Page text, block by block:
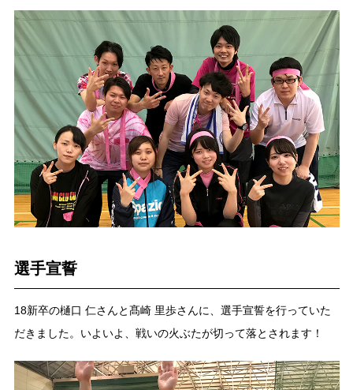
選手宣誓
18新卒の樋口 仁さんと髙崎 里歩さんに、選手宣誓を行っていた
だきました。いよいよ、戦いの火ぶたが切って落とされます！